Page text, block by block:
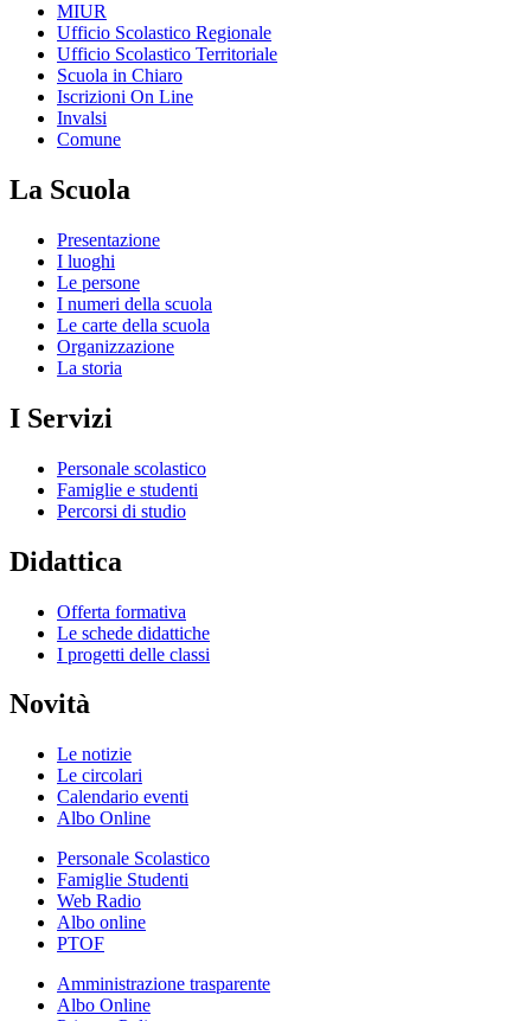
MIUR
Ufficio Scolastico Regionale
Ufficio Scolastico Territoriale
Scuola in Chiaro
Iscrizioni On Line
Invalsi
Comune
La Scuola
Presentazione
I luoghi
Le persone
I numeri della scuola
Le carte della scuola
Organizzazione
La storia
I Servizi
Personale scolastico
Famiglie e studenti
Percorsi di studio
Didattica
Offerta formativa
Le schede didattiche
I progetti delle classi
Novità
Le notizie
Le circolari
Calendario eventi
Albo Online
Personale Scolastico
Famiglie Studenti
Web Radio
Albo online
PTOF
Amministrazione trasparente
Albo Online